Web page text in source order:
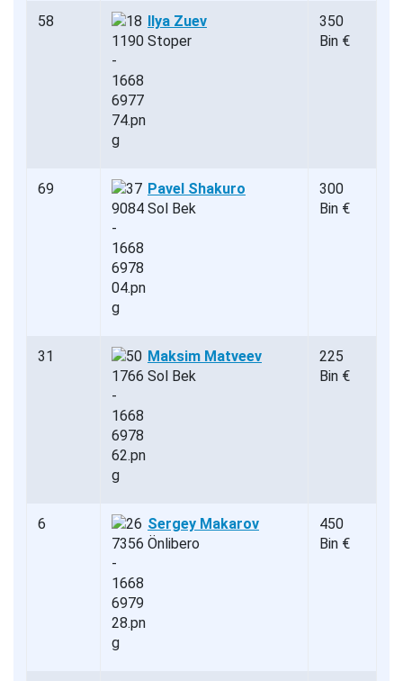
58
Ilya Zuev
Stoper
350
Bin €
69
Pavel Shakuro
Sol Bek
300
Bin €
31
Maksim Matveev
Sol Bek
225
Bin €
6
Sergey Makarov
Önlibero
450
Bin €